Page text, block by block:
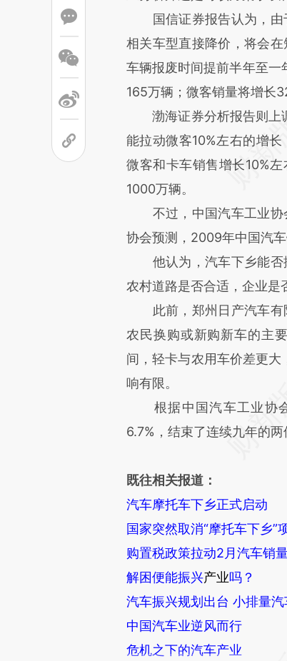
国信证券报告认为，由
相关车型直接降价，将会
车辆报废时间提前半年至
165万辆；微客销量将增长
渤海证券分析报告则上
能拉动微客10%左右的增
微客和卡车销售增长10%
1000万辆。
不过，中国汽车工业协
协会预测，2009年中国汽
他认为，汽车下乡能否
农村道路是否合适，企业是
此前，郑州日产汽车有
农民换购或新购新车的主
间，轻卡与农用车价差更
响有限。
根据中国汽车工业协会
6.7%，结束了连续九年的
既往相关报道：
汽车摩托车下乡正式启动
国家突然取消“摩托车下乡”
购置税政策拉动2月汽车销
解困便能振兴产业吗？
汽车振兴规划出台 小排量
中国汽车业逆风而行
危机之下的汽车产业